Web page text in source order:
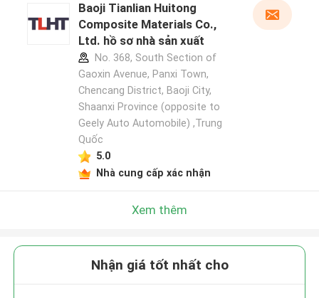
Baoji Tianlian Huitong
Composite Materials Co.,
Ltd. hồ sơ nhà sản xuất
No. 368, South Section of
Gaoxin Avenue, Panxi Town,
Chencang District, Baoji City,
Shaanxi Province (opposite to
Geely Auto Automobile) ,Trung
Quốc
5.0
Nhà cung cấp xác nhận
Xem thêm
Nhận giá tốt nhất cho